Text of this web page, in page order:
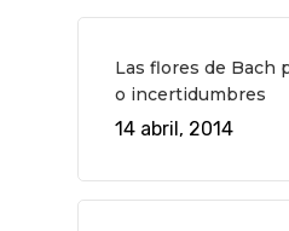
Las flores de Bach
o incertidumbres
14 abril, 2014